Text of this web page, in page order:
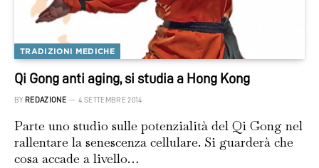
TRADIZIONI MEDICHE
Qi Gong anti aging, si studia a Hong Kong
BY REDAZIONE 4 SETTEMBRE 2014
Parte uno studio sulle potenzialità del Qi Gong nel
rallentare la senescenza cellulare. Si guarderà che
cosa accade a livello…